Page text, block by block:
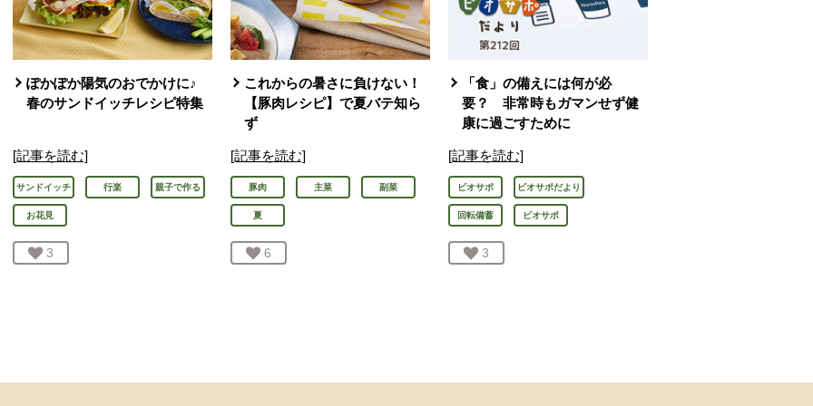
ぽかぽか陽気のおでかけに♪
春のサンドイッチレシピ特集
[記事を読む]
サンドイッチ 行楽 親子で作る
お花見
お気に入り登録：
3
これからの暑さに負けない！
【豚肉レシピ】で夏バテ知ら
ず
[記事を読む]
豚肉 主菜 副菜
夏
お気に入り登録：
6
「食」の備えには何が必
要？ 非常時もガマンせず健
康に過ごすために
[記事を読む]
ビオサポ ビオサポだより
回転備蓄 ビオサポ
お気に入り登録：
3